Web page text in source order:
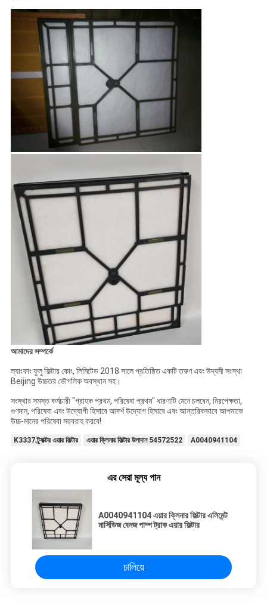
আমাদের সম্পর্কে
ল্যাংফাং ফুলু ফিল্টার কোং, লিমিটেড 2018 সালে প্রতিষ্ঠিত একটি তরুণ এবং উদ্যমী সংস্থা
Beijing উচ্চতর ভৌগলিক অবস্থান সহ।
সংস্থার সমস্ত কর্মচারী "গ্রাহক প্রথম, পরিষেবা প্রথম" ধারণাটি মেনে চলবেন, নিরপেক্ষতা,
গুণমান, পরিষেবা এবং উদ্যোগী হিসাবে আদর্শ উদ্যোগ হিসাবে এবং আন্তরিকভাবে আপনাকে
উচ্চ-মানের পরিষেবা সরবরাহ করবে!
K3337 ট্র্যাক্টর এয়ার ফিল্টার এয়ার ক্লিনার ফিল্টার উপাদান 54572522 A0040941104
এর সেরা মূল্য পান
A0040941104 এয়ার ক্লিনার ফিল্টার এলিমেন্ট
মার্সিডিজ বেনজ পাম্প ট্রাক এয়ার ফিল্টার
চালিয়ে